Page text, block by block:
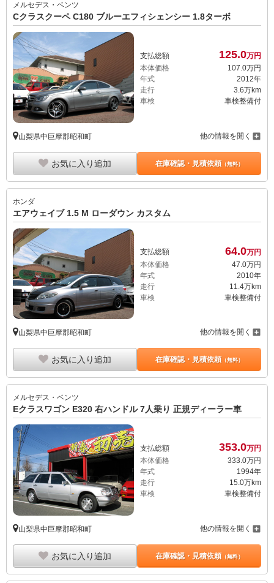
メルセデス・ベンツ
Cクラスクーペ C180 ブルーエフィシェンシー 1.8ターボ
支払総額 125.0万円
本体価格
107.0万円
年式
2012年
走行
3.6万km
車検
車検整備付
山梨県中巨摩郡昭和町 他の情報を開く
お気に入り追加 在庫確認・見積依頼（無料）
ホンダ
エアウェイブ 1.5 M ローダウン カスタム
支払総額 64.0万円
本体価格
47. 0万円
年式
2010年
走行
11.4万km
車検
車検整備付
山梨県中巨摩郡昭和町 他の情報を開く
お気に入り追加 在庫確認・見積依頼（無料）
メルセデス・ベンツ
Eクラスワゴン E320 右ハンドル 7人乗り 正規ディーラー車
支払総額 353.0万円
本体価格
333.0万円
年式
1994年
走行
15.0万km
車検
車検整備付
山梨県中巨摩郡昭和町 他の情報を開く
お気に入り追加 在庫確認・見積依頼（無料）